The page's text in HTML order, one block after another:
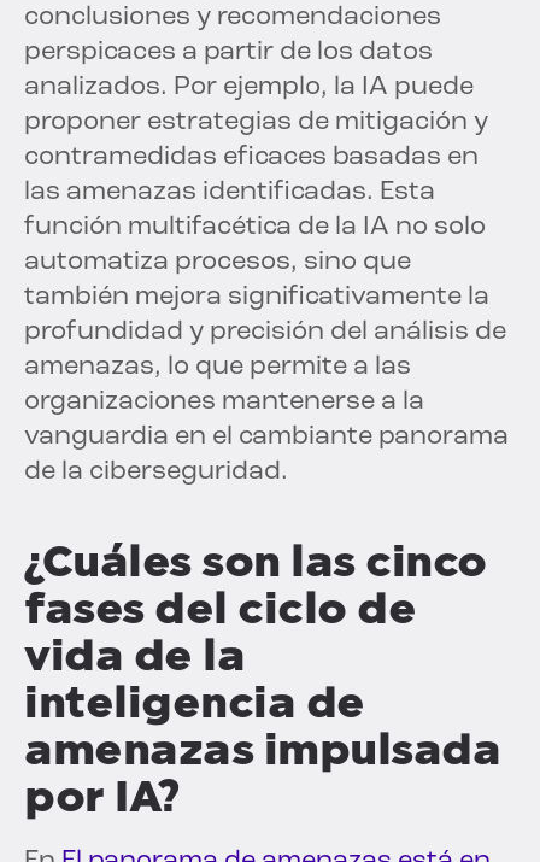
conclusiones y recomendaciones
perspicaces a partir de los datos
analizados. Por ejemplo, la IA puede
proponer estrategias de mitigación y
contramedidas eficaces basadas en
las amenazas identificadas. Esta
función multifacética de la IA no solo
automatiza procesos, sino que
también mejora significativamente la
profundidad y precisión del análisis de
amenazas, lo que permite a las
organizaciones mantenerse a la
vanguardia en el cambiante panorama
de la ciberseguridad.
¿Cuáles son las cinco
fases del ciclo de
vida de la
inteligencia de
amenazas impulsada
por IA?